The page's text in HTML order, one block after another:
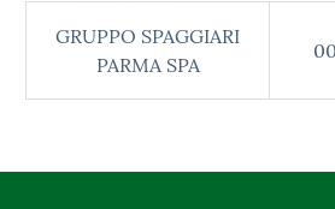
GRUPPO SPAGGIARI
PARMA SPA